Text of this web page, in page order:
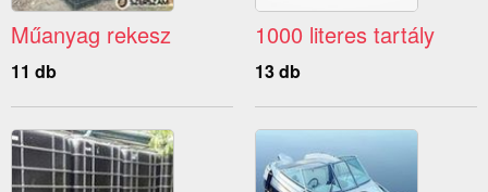
Műanyag rekesz
11 db
1000 literes tartály
13 db